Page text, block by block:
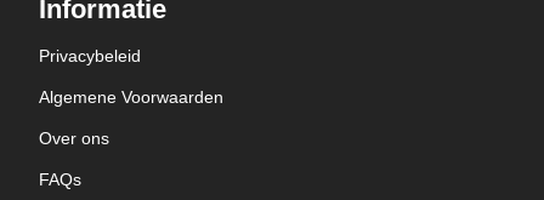
Informatie
Privacybeleid
Algemene Voorwaarden
Over ons
FAQs